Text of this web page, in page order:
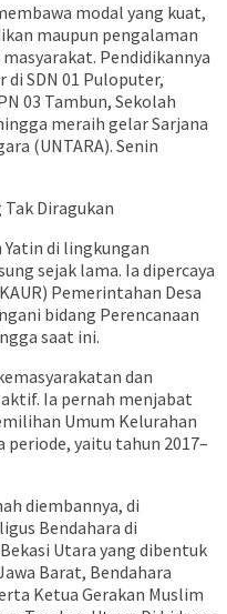
modal yang kuat,
maupun pengalaman
Pendidikannya
di SDN 01 Puloputer,
03 Tambun, Sekolah
meraih gelar Sarjana
(UNTARA). Senin
Diragukan
di lingkungan
sejak lama. Ia dipercaya
Pemerintahan Desa
bidang Perencanaan
saat ini.
dan
Ia pernah menjabat
Umum Kelurahan
periode, yaitu tahun 2017–
diembannya, di
Bendahara di
Utara yang dibentuk
Barat, Bendahara
Ketua Gerakan Muslim